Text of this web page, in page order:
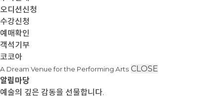
오디션신청
수강신청
예매확인
객석기부
코코아
A Dream Venue for the Performing Arts CLOSE
알림마당
예술의 깊은 감동을 선물합니다.